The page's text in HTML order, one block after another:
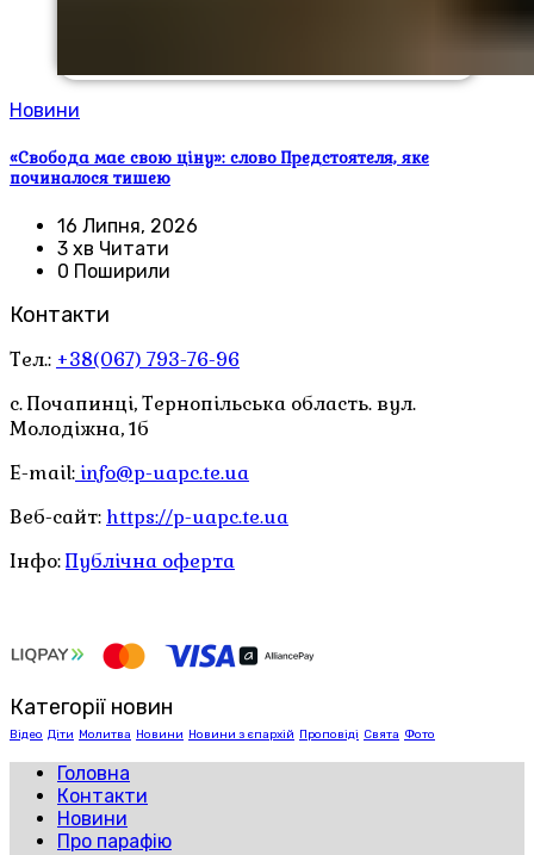
Новини
«Свобода має свою ціну»: слово Предстоятеля, яке
починалося тишею
16 Липня, 2026
3 хв Читати
0 Поширили
Контакти
Тел.: +38(067) 793-76-96
с. Почапинці, Тернопільська область. вул.
Молодіжна, 1б
E-mail: info@p-uapc.te.ua
Веб-сайт: https://p-uapc.te.ua
Інфо:Публічна оферта
Категорії новин
Відео Діти Молитва Новини Новини з єпархій Проповіді Свята Фото
Головна
Контакти
Новини
Про парафію